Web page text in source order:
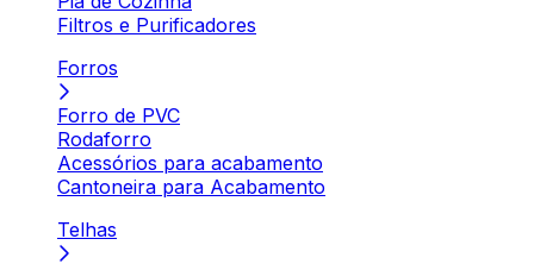
Filtros e Purificadores
Forros
Forro de PVC
Rodaforro
Acessórios para acabamento
Cantoneira para Acabamento
Telhas